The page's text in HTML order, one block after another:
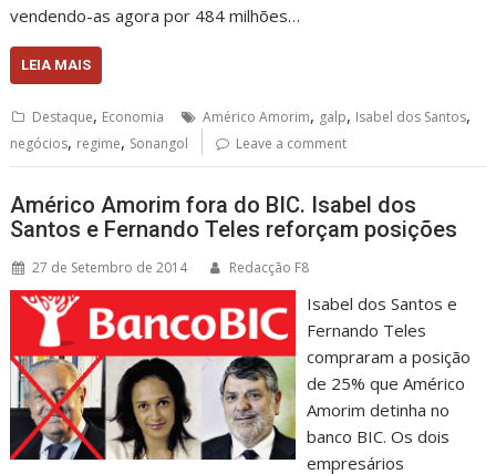
vendendo-as agora por 484 milhões…
LEIA MAIS
Destaque, Economia Américo Amorim, galp, Isabel dos Santos,
negócios, regime, Sonangol Leave a comment
Américo Amorim fora do BIC. Isabel dos
Santos e Fernando Teles reforçam posições
27 de Setembro de 2014 Redacção F8
Isabel dos Santos e
Fernando Teles
compraram a posição
de 25% que Américo
Amorim detinha no
banco BIC. Os dois
empresários